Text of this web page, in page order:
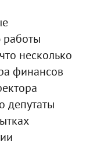
несколько
финансов
депутаты